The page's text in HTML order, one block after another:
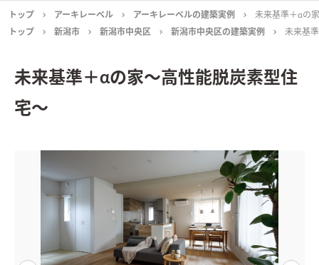
トップ アーキレーベル アーキレーベルの建築実例
未来基準＋αの
トップ
新潟市 新潟市中央区 新潟市中央区の建築実例 未来基
未来基準＋αの家～高性能脱炭素型住
宅～